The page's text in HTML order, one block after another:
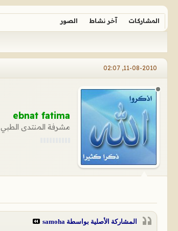
المشاركات آخر نشاط الصور
11-08-2010, 02:07
ebnat fatima
مشرفة المنتدى الطبي
المشاركة الأصلية بواسطةsamoha